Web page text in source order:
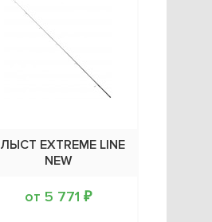
EXTREME LINE
NEW
от 5 771 ₽